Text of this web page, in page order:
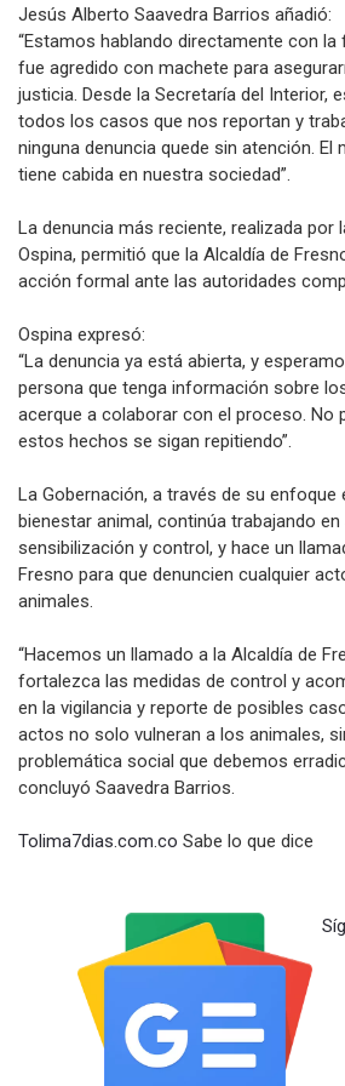
Jesús Alberto Saavedra Barrios añadió:
“Estamos hablando directamente con la
fue agredido con machete para
justicia. Desde la Secretaría del Interior,
todos los casos que nos reportan y
ninguna denuncia quede sin atención. El
tiene cabida en nuestra sociedad”.
La denuncia más reciente, realizada por
Ospina, permitió que la Alcaldía de
acción formal ante las autoridades
Ospina expresó:
“La denuncia ya está abierta, y
persona que tenga información sobre
acerque a colaborar con el proceso. No
estos hechos se sigan repitiendo”.
La Gobernación, a través de su
bienestar animal, continúa trabajando
sensibilización y control, y hace un
Fresno para que denuncien cualquier
animales.
“Hacemos un llamado a la Alcaldía de
fortalezca las medidas de control y
en la vigilancia y reporte de posibles
actos no solo vulneran a los animales,
problemática social que debemos
concluyó Saavedra Barrios.
Tolima7dias.com.co Sabe lo que dice